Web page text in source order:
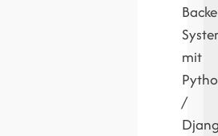
mit
/